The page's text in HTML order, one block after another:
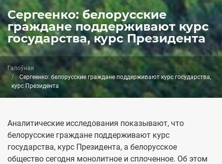
Сергеенко: белорусские
граждане поддерживают курс
государства, курс Президента
Галоўная
Сергеенко: белорусские граждане поддерживают курс государства,
курс Президента
Аналитические исследования показывают, что
белорусские граждане поддерживают курс
государства, курс Президента, а белорусское
общество сегодня монолитное и сплоченное. Об этом